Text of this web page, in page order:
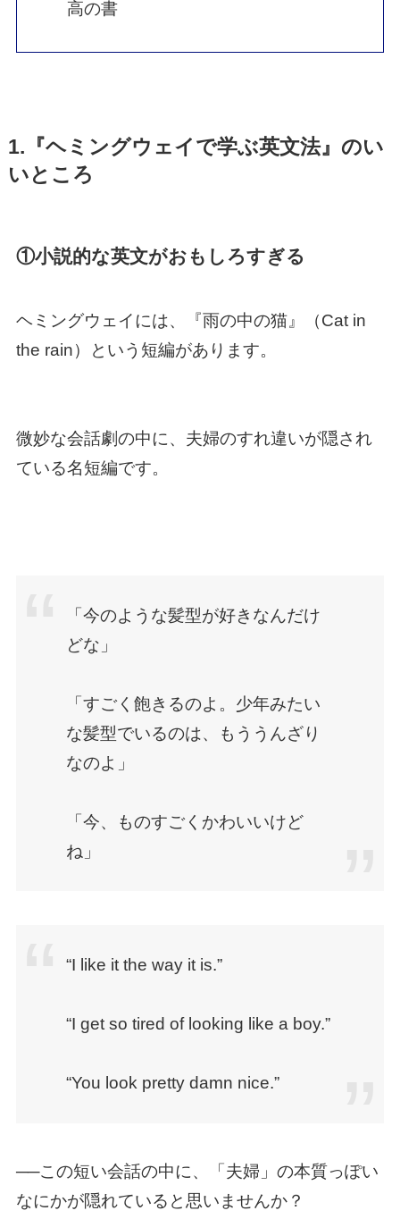
高の書
1.『ヘミングウェイで学ぶ英文法』のい
いところ
①小説的な英文がおもしろすぎる
ヘミングウェイには、『雨の中の猫』（Cat in
the rain）という短編があります。
微妙な会話劇の中に、夫婦のすれ違いが隠され
ている名短編です。
「今のような髪型が好きなんだけ
どな」
「すごく飽きるのよ。少年みたい
な髪型でいるのは、もううんざり
なのよ」
「今、ものすごくかわいいけど
ね」
“I like it the way it is.”
“I get so tired of looking like a boy.”
“You look pretty damn nice.”
──この短い会話の中に、「夫婦」の本質っぽい
なにかが隠れていると思いませんか？